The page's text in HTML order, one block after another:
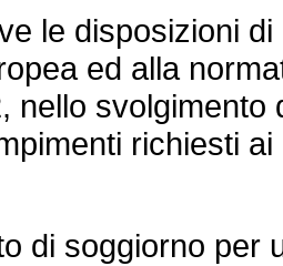
le disposizioni di
ed alla
nello
richiesti
di soggiorno per